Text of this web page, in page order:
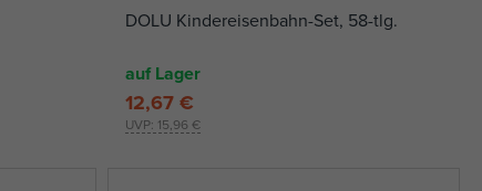
DOLU Kindereisenbahn-Set, 58-tlg.
auf Lager
UVP: 15,96 €
12,67 €